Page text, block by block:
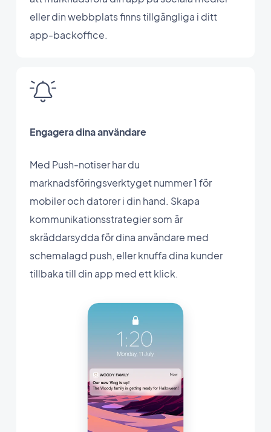
eller din webbplats finns tillgängliga i ditt
app-backoffice.
Engagera dina användare
Med Push-notiser har du
marknadsföringsverktyget nummer 1 för
mobiler och datorer i din hand. Skapa
kommunikationsstrategier som är
skräddarsydda för dina användare med
schemalagd push, eller knuffa dina kunder
tillbaka till din app med ett klick.